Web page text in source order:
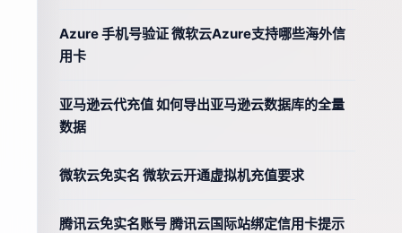
Azure 手机号验证 微软云Azure支持哪些海外信
用卡
亚马逊云代充值 如何导出亚马逊云数据库的全量
数据
微软云免实名 微软云开通虚拟机充值要求
腾讯云免实名账号 腾讯云国际站绑定信用卡提示